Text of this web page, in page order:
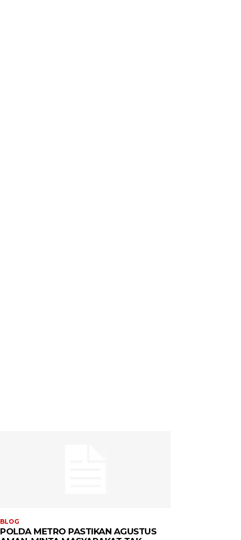
BLOG
POLDA METRO PASTIKAN AGUSTUS